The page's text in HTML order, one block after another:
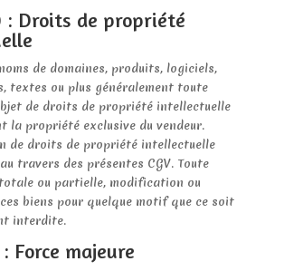
: Droits de propriété
de domaines, produits, logiciels,
textes ou plus généralement toute
de droits de propriété intellectuelle
la propriété exclusive du vendeur.
de droits de propriété intellectuelle
travers des présentes CGV. Toute
ou partielle, modification ou
biens pour quelque motif que ce soit
interdite.
Force majeure